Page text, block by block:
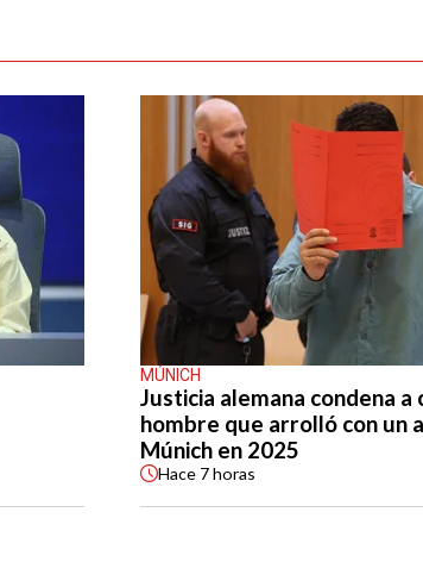
MÚNICH
Justicia alemana condena
hombre que arrolló con un
Múnich en 2025
Hace 7 horas